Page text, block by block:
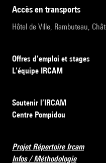
accès en transports
Hôtel de Ville, Rambuteau,
Offres d’emploi et stages
L’équipe IRCAM
Soutenir l’IRCAM
Centre Pompidou
Projet Répertoire Ircam
Infos / Méthodologie